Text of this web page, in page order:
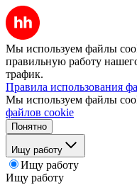
Мы используем файлы
правильную работу
трафик.
Правила использования
Мы используем файлы
файлов cookie
Понятно
Ищу работу
Ищу работу
Ищу работу